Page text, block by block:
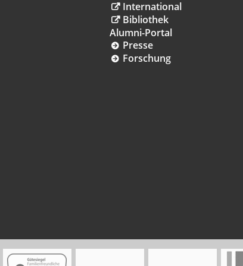
International
Bibliothek
Alumni-Portal
Presse
Forschung